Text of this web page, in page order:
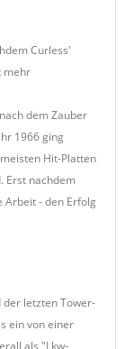
Curless'
mehr
dem Zauber
1966 ging
Hit-Platten
Erst nachdem
Arbeit - den Erfolg
der letzten Tower-
ein von einer